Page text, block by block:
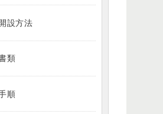
設方法
類
順